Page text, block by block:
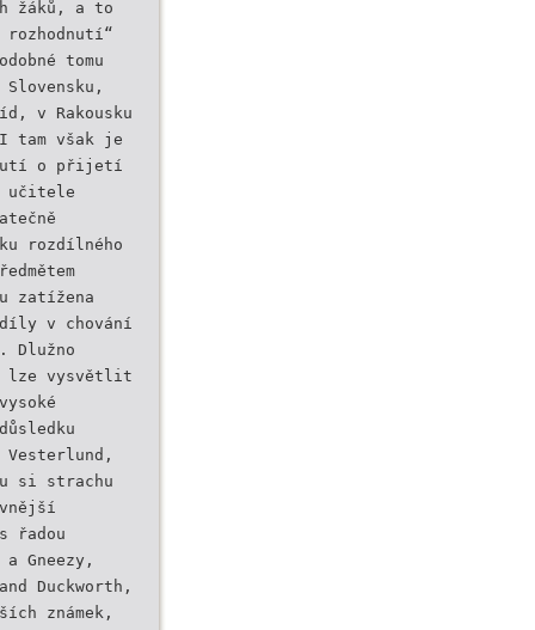
žáků, a to
tomu
v Rakousku
I tam však je
o přijetí
učitele
rozdílného
zatížena
v chování
Dlužno
lze vysvětlit
si strachu
řadou
Gneezy,
Duckworth,
známek,